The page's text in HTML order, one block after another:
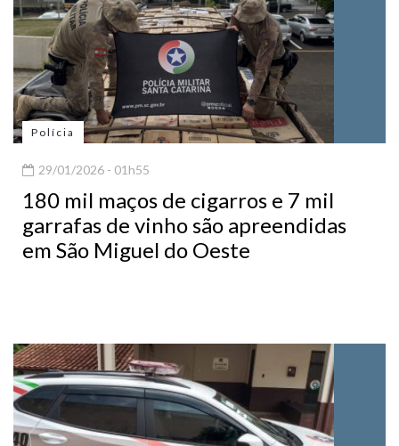
Polícia
29/01/2026 - 01h55
180 mil maços de cigarros e 7 mil
garrafas de vinho são apreendidas
em São Miguel do Oeste